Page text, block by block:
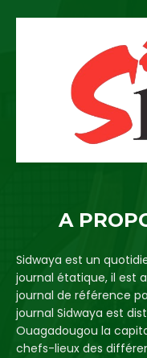
A
Sidwaya est un
journal étatique, il est
journal de référence
journal Sidwaya est
Ouagadougou la
chefs-lieux des